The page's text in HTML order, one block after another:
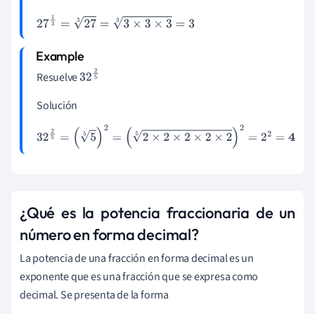
2713 =273=3× 3×3 3=3
Resuelve322
Solución
3225 =(5 5 )2=( 2× ×2 ×2×25 )2 =2 2= 4
¿Qué es la potencia fraccionaria de un
número en forma decimal?
La potencia de una fracción en forma decimal es un
exponente que es una fracción que se expresa como
decimal. Se presenta de la forma